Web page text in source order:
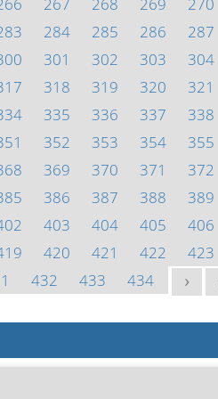
284 285 286 287
301 302 303 304
318 319 320 321
335 336 337 338
352 353 354 355
369 370 371 372
386 387 388 389
403 404 405 406
420 421 422 423
432 433 434 >